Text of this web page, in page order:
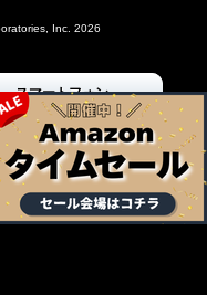
Inc. 2026
スマートフォン